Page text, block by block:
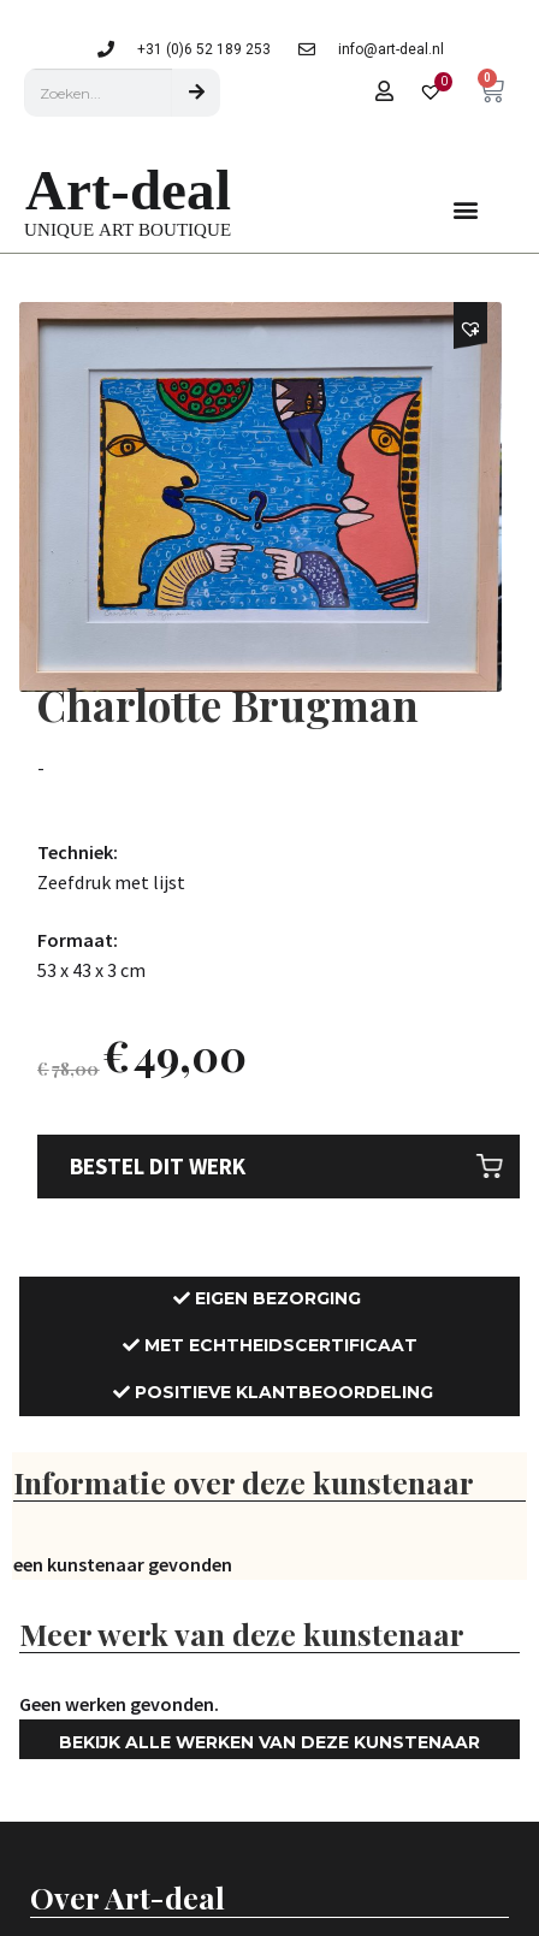
+31 (0)6 52 189 253 info@art-deal.nl
0 0
Charlotte Brugman
-
Techniek:
Zeefdruk met lijst
Formaat:
53 x 43 x 3 cm
€78,00€49,00
BESTEL DIT WERK
EIGEN BEZORGING
MET ECHTHEIDSCERTIFICAAT
POSITIEVE KLANTBEOORDELING
Informatie over deze kunstenaar
Geen kunstenaar gevonden
Meer werk van deze kunstenaar
Geen werken gevonden.
BEKIJK ALLE WERKEN VAN DEZE KUNSTENAAR
Over Art-deal